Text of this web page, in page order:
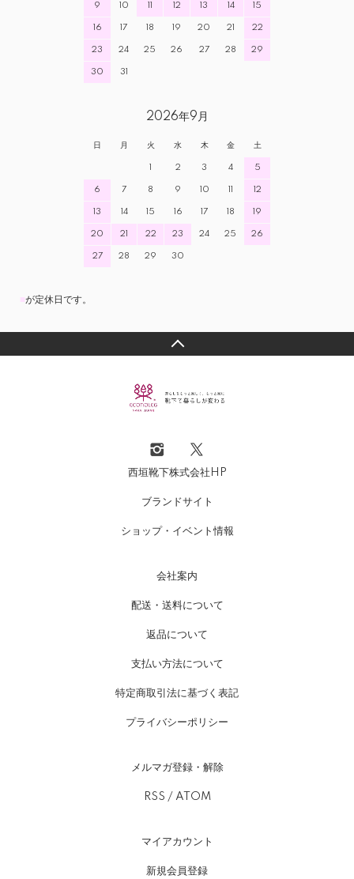
9 10 11 12 13 14 15
16 17 18 19 20 21 22
23 24 25 26 27 28 29
30 31
2026年9月
日 月 火 水 木 金 土
1 2 3 4 5
6 7 8 9 10 11 12
13 14 15 16 17 18 19
20 21 22 23 24 25 26
27 28 29 30
が定休日です。
西垣靴下株式会社HP
ブランドサイト
ショップ・イベント情報
会社案内
配送・送料について
返品について
支払い方法について
特定商取引法に基づく表記
プライバシーポリシー
メルマガ登録・解除
RSS / ATOM
マイアカウント
新規会員登録